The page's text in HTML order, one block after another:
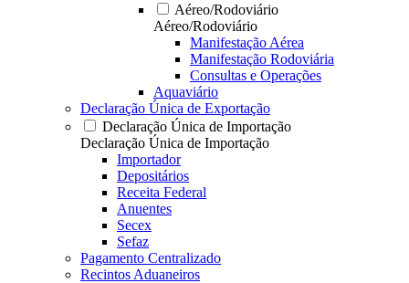
Aéreo/Rodoviário
Aéreo/Rodoviário
Manifestação Aérea
Manifestação Rodoviária
Consultas e Operações
Aquaviário
Declaração Única de Exportação
Declaração Única de Importação
Declaração Única de Importação
Importador
Depositários
Receita Federal
Anuentes
Secex
Sefaz
Pagamento Centralizado
Recintos Aduaneiros